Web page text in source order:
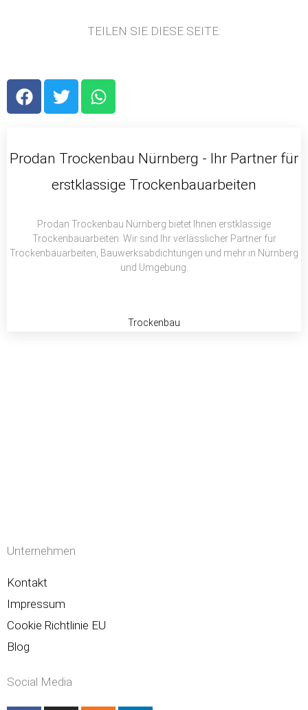
TEILEN SIE DIESE SEITE:
F
a
b
T
w
t
r
W
h
s
p
Prodan Trockenbau Nürnberg - Ihr Partner für
erstklassige Trockenbauarbeiten
Prodan Trockenbau Nürnberg bietet Ihnen erstklassige
Trockenbauarbeiten. Wir sind Ihr verlässlicher Partner für
Trockenbauarbeiten, Bauwerksabdichtungen und mehr in Nürnberg
und Umgebung.
Trockenbau
Unternehmen
Kontakt
Impressum
Cookie Richtlinie EU
Blog
Social Media